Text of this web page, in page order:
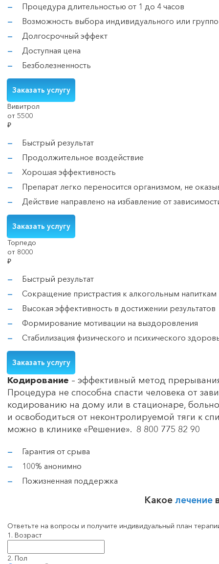
Процедура длительностью от 1 до 4 часов
Возможность выбора индивидуального или
Долгосрочный эффект
Доступная цена
Безболезненность
Заказать услугу
Вивитрол
от 5500
₽
Быстрый результат
Продолжительное воздействие
Хорошая эффективность
Препарат легко переносится организмом, не
Действие направлено на избавление от
Заказать услугу
Торпедо
от 8000
₽
Быстрый результат
Сокращение пристрастия к алкогольным
Высокая эффективность в достижении результатов
Формирование мотивации на выздоровления
Стабилизация физического и психического
Заказать услугу
Кодирование – эффективный метод
Процедура не способна спасти человека от
кодированию на дому или в стационаре,
и освободиться от неконтролируемой тяги к
можно в клинике «Решение». 8 800 775 82 90
Гарантия от срыва
100% анонимно
Пожизненная поддержка
Какое лечение
Ответьте на вопросы и получите индивидуальный план
1. Возраст
2. Пол